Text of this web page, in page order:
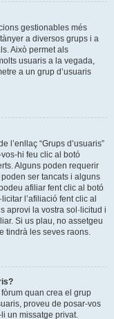
gestionables més
a diversos grups i a
Això permet als
usuaris a la vegada,
a un grup d’usuaris
l’enllaç “Grups d’usuaris”
hi feu clic al botó
Alguns poden requerir
poden ser tancats i alguns
afiliar fent clic al botó
l’afiliació fent clic al
aprovi la vostra sol·licitud i
Si us plau, no assetgeu
tindrà les seves raons.
quan crea el grup
proveu de posar-vos
un missatge privat.